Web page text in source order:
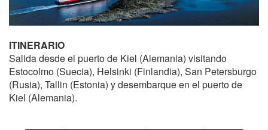
ITINERARIO
Salida desde el puerto de Kiel (Alemania) visitando
Estocolmo (Suecia), Helsinki (Finlandia), San Petersburgo
(Rusia), Tallin (Estonia) y desembarque en el puerto de
Kiel (Alemania).